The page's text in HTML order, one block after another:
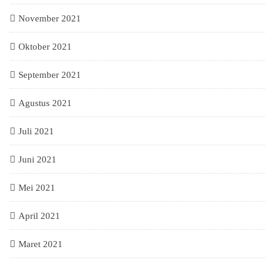
November 2021
Oktober 2021
September 2021
Agustus 2021
Juli 2021
Juni 2021
Mei 2021
April 2021
Maret 2021